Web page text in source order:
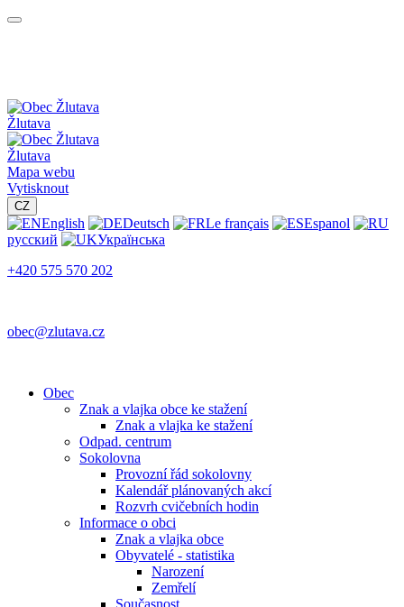
Žlutava
Žlutava
Mapa webu
Vytisknout
CZ
English Deutsch Le français
Espanol
русский
Українська
+420 575 570 202
obec@zlutava.cz
Obec
Znak a vlajka obce ke stažení
Znak a vlajka ke stažení
Odpad. centrum
Sokolovna
Provozní řád sokolovny
Kalendář plánovaných akcí
Rozvrh cvičebních hodin
Informace o obci
Znak a vlajka obce
Obyvatelé - statistika
Narození
Zemřelí
Současnost